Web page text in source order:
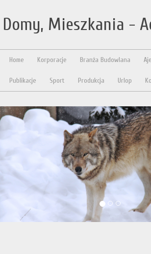
Domy, Mieszkania -
Home Korporacje Branża Budowlana
Publikacje Sport Produkcja Urlop